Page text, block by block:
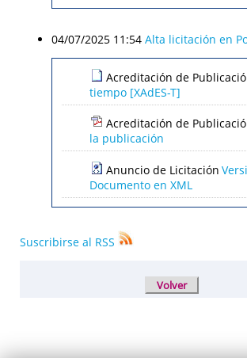
04/07/2025 11:54 Alta licitación en
Acreditación de
tiempo [XAdES-T]
Acreditación de
la publicación
Anuncio de Licitación
Documento en XML
Suscribirse al RSS